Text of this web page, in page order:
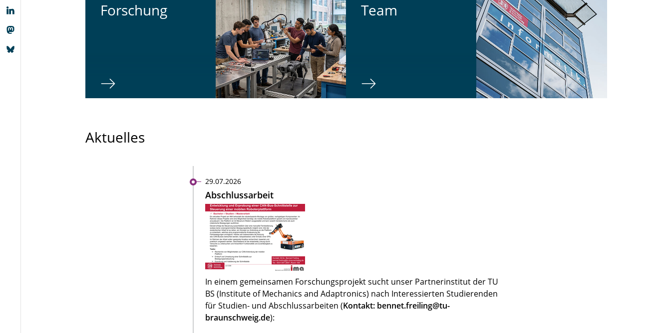
For­schung Team
Aktuelles
29.07.2026
Abschlussarbeit
In einem gemeinsamen Forschungsprojekt sucht unser Partnerinstitut der TU
BS (Institute of Mechanics and Adaptronics) nach Interessierten Studierenden
für Studien- und Abschlussarbeiten (Kontakt: bennet.freiling@tu-
braunschweig.de):